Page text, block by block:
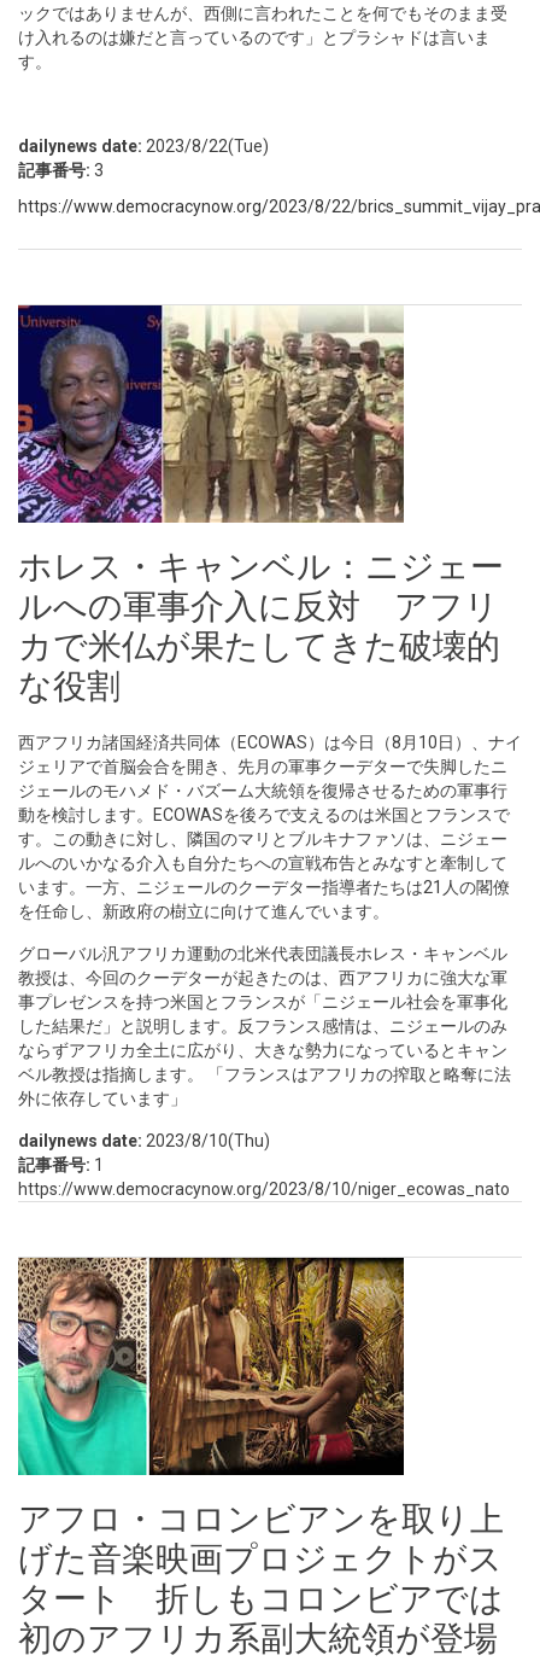
ックではありませんが、西側に言われたことを何でもそのまま受
け入れるのは嫌だと言っているのです」とプラシャドは言いま
す。
dailynews date: 2023/8/22(Tue)
記事番号: 3
https://www.democracynow.org/2023/8/22/
ホレス・キャンベル：ニジェー
ルへの軍事介入に反対 アフリ
カで米仏が果たしてきた破壊的
な役割
西アフリカ諸国経済共同体（ECOWAS）は今日（8月10日）、ナイ
ジェリアで首脳会合を開き、先月の軍事クーデターで失脚したニ
ジェールのモハメド・バズーム大統領を復帰させるための軍事行
動を検討します。ECOWASを後ろで支えるのは米国とフランスで
す。この動きに対し、隣国のマリとブルキナファソは、ニジェー
ルへのいかなる介入も自分たちへの宣戦布告とみなすと牽制して
います。一方、ニジェールのクーデター指導者たちは21人の閣僚
を任命し、新政府の樹立に向けて進んでいます。
グローバル汎アフリカ運動の北米代表団議長ホレス・キャンベル
教授は、今回のクーデターが起きたのは、西アフリカに強大な軍
事プレゼンスを持つ米国とフランスが「ニジェール社会を軍事化
した結果だ」と説明します。反フランス感情は、ニジェールのみ
ならずアフリカ全土に広がり、大きな勢力になっているとキャン
ベル教授は指摘します。 「フランスはアフリカの搾取と略奪に法
外に依存しています」
dailynews date: 2023/8/10(Thu)
記事番号: 1
https://www.democracynow.org/2023/8/10/niger_ecowas_nato
アフロ・コロンビアンを取り上
げた音楽映画プロジェクトがス
タート 折しもコロンビアでは
初のアフリカ系副大統領が登場